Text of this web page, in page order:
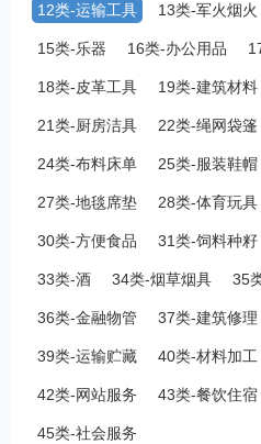
12类-运输工具 13类-军火烟火
15类-乐器 16类-办公用品
18类-皮革工具 19类-建筑材料
21类-厨房洁具 22类-绳网袋篷
24类-布料床单 25类-服装鞋帽
27类-地毯席垫 28类-体育玩具
30类-方便食品 31类-饲料种籽
33类-酒 34类-烟草烟具 35
36类-金融物管 37类-建筑修理
39类-运输贮藏 40类-材料加工
42类-网站服务 43类-餐饮住宿
45类-社会服务